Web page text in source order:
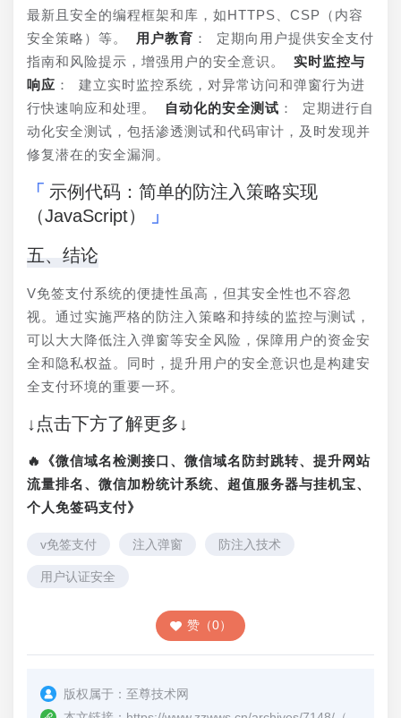
最新且安全的编程框架和库，如HTTPS、CSP（内容
安全策略）等。
用户教育 ： 定期向用户提供安全支付
指南和风险提示，增强用户的安全意识。 实时监控与
响应 ： 建立实时监控系统，对异常访问和弹窗行为进
行快速响应和处理。
自动化的安全测试 ： 定期进行自
动化安全测试，包括渗透测试和代码审计，及时发现并
修复潜在的安全漏洞。
示例代码：简单的防注入策略实现
（JavaScript）
五、结论
V免签支付系统的便捷性虽高，但其安全性也不容忽
视。通过实施严格的防注入策略和持续的监控与测试，
可以大大降低注入弹窗等安全风险，保障用户的资金安
全和隐私权益。同时，提升用户的安全意识也是构建安
全支付环境的重要一环。
↓点击下方了解更多↓
🔥《微信域名检测接口、微信域名防封跳转、提升网站
流量排名、微信加粉统计系统、超值服务器与挂机宝、
个人免签码支付》
v免签支付 注入弹窗 防注入技术
用户认证安全
赞（0）
版权属于： 至尊技术网